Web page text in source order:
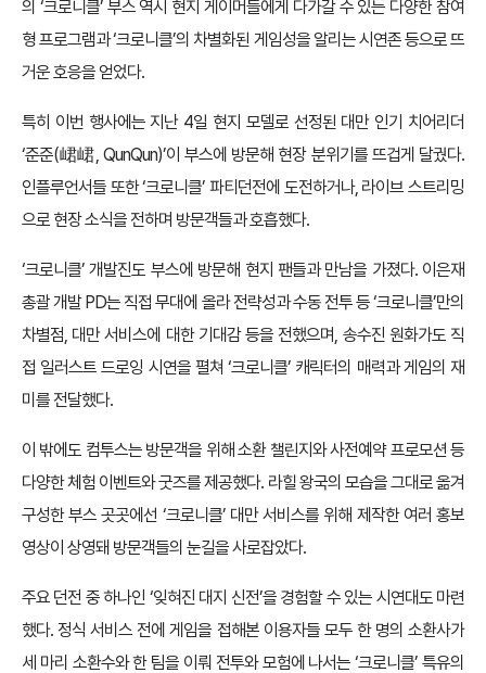
의 ‘크로니클’ 부스 역시 현지 게이머들에게 다가갈 수 있는 다양한 참여
형 프로그램과 ‘크로니클’의 차별화된 게임성을 알리는 시연존 등으로 뜨
거운 호응을 얻었다.
특히 이번 행사에는 지난 4일 현지 모델로 선정된 대만 인기 치어리더
‘준준(峮峮, QunQun)’이 부스에 방문해 현장 분위기를 뜨겁게 달궜다.
인플루언서들 또한 ‘크로니클’ 파티던전에 도전하거나, 라이브 스트리밍
으로 현장 소식을 전하며 방문객들과 호흡했다.
‘크로니클’ 개발진도 부스에 방문해 현지 팬들과 만남을 가졌다. 이은재
총괄 개발 PD는 직접 무대에 올라 전략성과 수동 전투 등 ‘크로니클’만의
차별점, 대만 서비스에 대한 기대감 등을 전했으며, 송수진 원화가도 직
접 일러스트 드로잉 시연을 펼쳐 ‘크로니클’ 캐릭터의 매력과 게임의 재
미를 전달했다.
이 밖에도 컴투스는 방문객을 위해 소환 챌린지와 사전예약 프로모션 등
다양한 체험 이벤트와 굿즈를 제공했다. 라힐 왕국의 모습을 그대로 옮겨
구성한 부스 곳곳에선 ‘크로니클’ 대만 서비스를 위해 제작한 여러 홍보
영상이 상영돼 방문객들의 눈길을 사로잡았다.
주요 던전 중 하나인 ‘잊혀진 대지 신전’을 경험할 수 있는 시연대도 마련
했다. 정식 서비스 전에 게임을 접해본 이용자들 모두 한 명의 소환사가
세 마리 소환수와 한 팀을 이뤄 전투와 모험에 나서는 ‘크로니클’ 특유의